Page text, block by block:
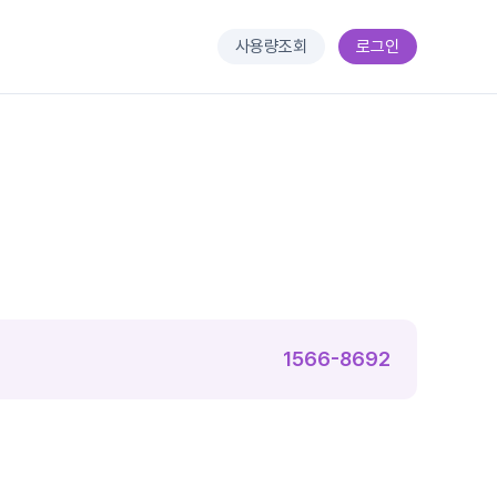
사용량조회 로그인
1566-8692